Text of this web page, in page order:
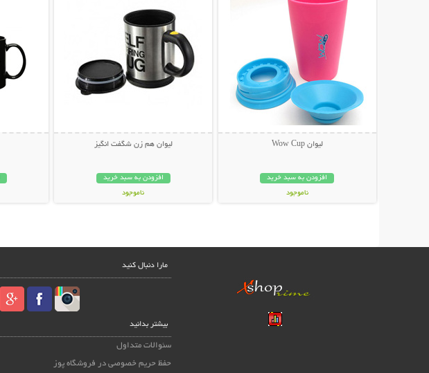
لیوان Wow Cup
افزودن به سبد خرید
ناموجود
لیوان هم زن شگفت انگیز
افزودن به سبد خرید
ناموجود
مارا دنبال کنید
بیشتر بدانید
سئوالات متداول
حفظ حریم خصوصی در فروشگاه پوز